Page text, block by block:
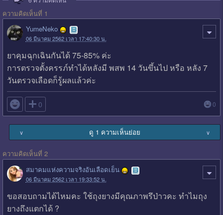
ความคิดเห็นที่ 1
YumeNeko
06 มีนาคม 2562 เวลา 17:40:30 น.
ยาคุมฉุกเฉินกันได้ 75-85% ค่ะ
การตรวจตั้งครรภ์ทำได้หลังมี พสพ 14 วันขึ้นไป หรือ หลัง 7
วันตรวจเลือดก็รู้ผลแล้วค่ะ
 0 0
∨ ดู 1 ความเห็นย่อย ∨
ความคิดเห็นที่ 2
สมาคมแห่งความจริงอันเลือดเย็น
06 มีนาคม 2562 เวลา 19:33:52 น.
ขอสอบถามได้ไหมคะ ใช้ถุงยางมีคุณภาพรึป่าวคะ ทำไมถุง
ยางถึงแตกได้ ?